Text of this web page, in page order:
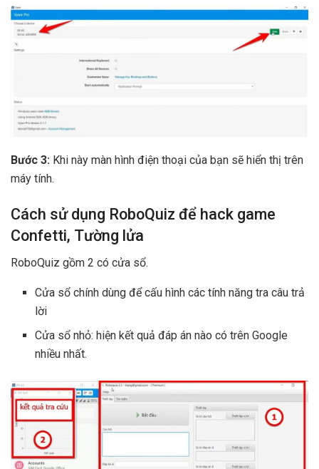
Bước 3: Khi này màn hình điện thoại của bạn sẽ hiển thị trên
máy tính.
Cách sử dụng RoboQuiz để hack game
Confetti, Tường lửa
RoboQuiz gồm 2 có cửa sổ.
Cửa sổ chính dùng để cấu hình các tính năng tra câu trả
lời
Cửa sổ nhỏ: hiện kết quả đáp án nào có trên Google
nhiều nhất.